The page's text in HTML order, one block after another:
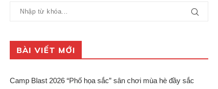
BÀI VIẾT MỚI
Camp Blast 2026 “Phố họa sắc” sân chơi mùa hè đầy sắc